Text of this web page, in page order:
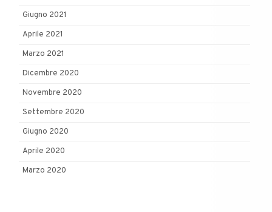
Giugno 2021
Aprile 2021
Marzo 2021
Dicembre 2020
Novembre 2020
Settembre 2020
Giugno 2020
Aprile 2020
Marzo 2020